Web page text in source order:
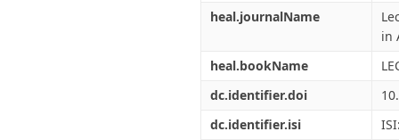
heal.journalName
in
heal.bookName
dc.identifier.doi
dc.identifier.isi